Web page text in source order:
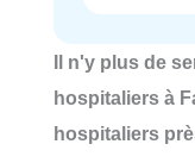
Il n'y plus de
hospitaliers à
hospitaliers